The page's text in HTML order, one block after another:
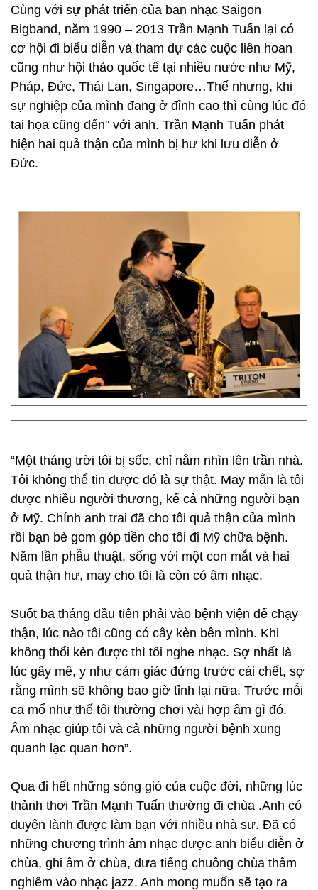
Cùng với sự phát triển của ban nhạc Saigon
Bigband, năm 1990 – 2013 Trần Mạnh Tuấn lại có
cơ hội đi biểu diễn và tham dự các cuộc liên hoan
cũng như hội thảo quốc tế tại nhiều nước như Mỹ,
Pháp, Đức, Thái Lan, Singapore…Thế nhưng, khi
sự nghiệp của mình đang ở đỉnh cao thì cùng lúc đó
tai họa cũng đến" với anh. Trần Mạnh Tuấn phát
hiện hai quả thận của mình bị hư khi lưu diễn ở
Đức.
“Một tháng trời tôi bị sốc, chỉ nằm nhìn lên trần nhà.
Tôi không thể tin được đó là sự thật. May mắn là tôi
được nhiều người thương, kể cả những người bạn
ở Mỹ. Chính anh trai đã cho tôi quả thận của mình
rồi bạn bè gom góp tiền cho tôi đi Mỹ chữa bệnh.
Năm lần phẫu thuật, sống với một con mắt và hai
quả thận hư, may cho tôi là còn có âm nhạc.
Suốt ba tháng đầu tiên phải vào bệnh viện để chạy
thận, lúc nào tôi cũng có cây kèn bên mình. Khi
không thổi kèn được thì tôi nghe nhạc. Sợ nhất là
lúc gây mê, y như cảm giác đứng trước cái chết, sợ
rằng mình sẽ không bao giờ tỉnh lại nữa. Trước mỗi
ca mổ như thế tôi thường chơi vài hợp âm gì đó.
Âm nhạc giúp tôi và cả những người bệnh xung
quanh lạc quan hơn”.
Qua đi hết những sóng gió của cuộc đời, những lúc
thảnh thơi Trần Mạnh Tuấn thường đi chùa .Anh có
duyên lành được làm bạn với nhiều nhà sư. Đã có
những chương trình âm nhạc được anh biểu diễn ở
chùa, ghi âm ở chùa, đưa tiếng chuông chùa thâm
nghiêm vào nhạc jazz. Anh mong muốn sẽ tạo ra